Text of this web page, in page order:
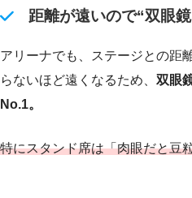
距離が遠いので“双眼
アリーナでも、ステージとの距
らないほど遠くなるため、 双眼
No.1。
特にスタンド席は「肉眼だと豆